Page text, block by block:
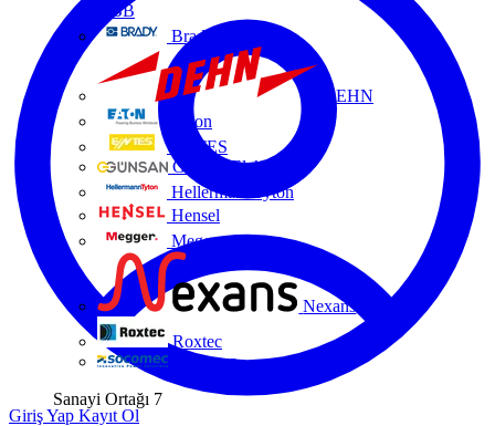
ABB
Brady
DEHN
Eaton
ENTES
Günsan Elektrik
HellermannTyton
Hensel
Megger
Nexans
Roxtec
Socomec
Sanayi Ortağı 7
Giriş Yap Kayıt Ol